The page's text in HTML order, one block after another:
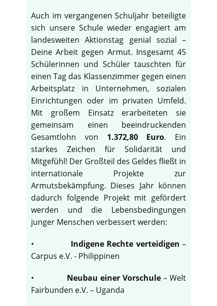
Auch im vergangenen Schuljahr beteiligte
sich unsere Schule wieder engagiert am
landesweiten Aktionstag genial sozial –
Deine Arbeit gegen Armut. Insgesamt 45
Schülerinnen und Schüler tauschten für
einen Tag das Klassenzimmer gegen einen
Arbeitsplatz in Unternehmen, sozialen
Einrichtungen oder im privaten Umfeld.
Mit großem Einsatz erarbeiteten sie
gemeinsam einen beeindruckenden
Gesamtlohn von 1.372,80 Euro. Ein
starkes Zeichen für Solidarität und
Mitgefühl! Der Großteil des Geldes fließt in
internationale Projekte zur
Armutsbekämpfung. Dieses Jahr können
dadurch folgende Projekt mit gefördert
werden und die Lebensbedingungen
junger Menschen verbessert werden:
• Indigene Rechte verteidigen –
Carpus e.V. - Philippinen
• Neubau einer Vorschule – Welt
Fairbunden e.V. – Uganda